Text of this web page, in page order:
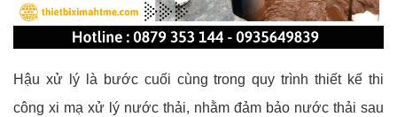
Hậu xử lý là bước cuối cùng trong quy trình thiết kế thi
công xi mạ xử lý nước thải, nhằm đảm bảo nước thải sau